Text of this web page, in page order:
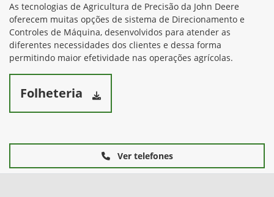
As tecnologias de Agricultura de Precisão da John Deere
oferecem muitas opções de sistema de Direcionamento e
Controles de Máquina, desenvolvidos para atender as
diferentes necessidades dos clientes e dessa forma
permitindo maior efetividade nas operações agrícolas.
Folheteria
Ver telefones